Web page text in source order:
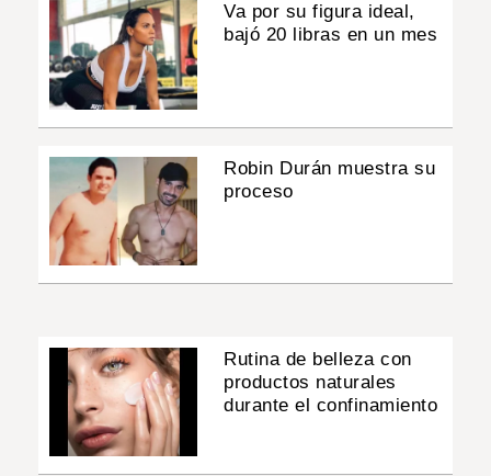
Va por su figura ideal,
bajó 20 libras en un mes
Robin Durán muestra su
proceso
Rutina de belleza con
productos naturales
durante el confinamiento